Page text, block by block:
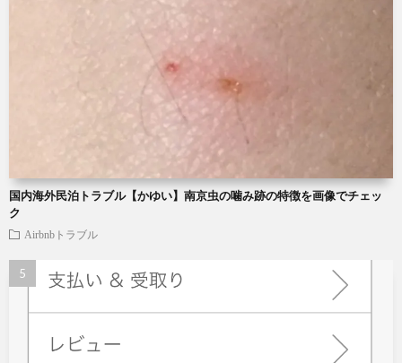
国内海外民泊トラブル【かゆい】南京虫の噛み跡の特徴を画像でチェッ
ク
Airbnbトラブル